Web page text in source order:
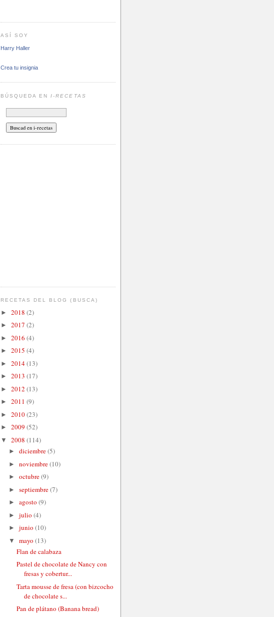
ASÍ SOY
Harry Haller
Crea tu insignia
BÚSQUEDA ENI-RECETAS
RECETAS DEL BLOG (BUSCA)
► 2018 (2)
► 2017 (2)
► 2016 (4)
► 2015 (4)
► 2014(13)
► 2013 (17)
► 2012 (13)
► 2011 (9)
► 2010(23)
► 2009 (52)
▼ 2008 (114)
► diciembre(5)
► noviembre(10)
► octubre(9)
► septiembre(7)
► agosto (9)
► julio (4)
► junio (10)
▼ mayo (13)
Flan de calabaza
Pastel de chocolate de Nancy con
fresas y cobertur...
Tarta mousse de fresa (con bizcocho
de chocolate s...
Pan de plátano (Banana bread)